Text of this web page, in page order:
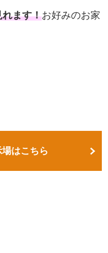
ます！お好みのお家
はこちら